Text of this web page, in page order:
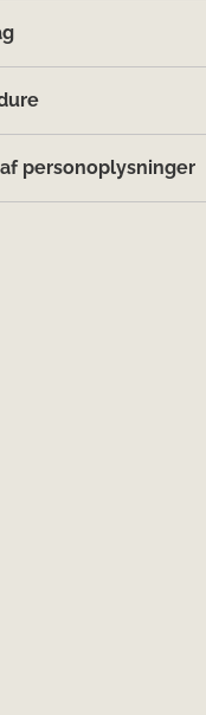
personoplysninger